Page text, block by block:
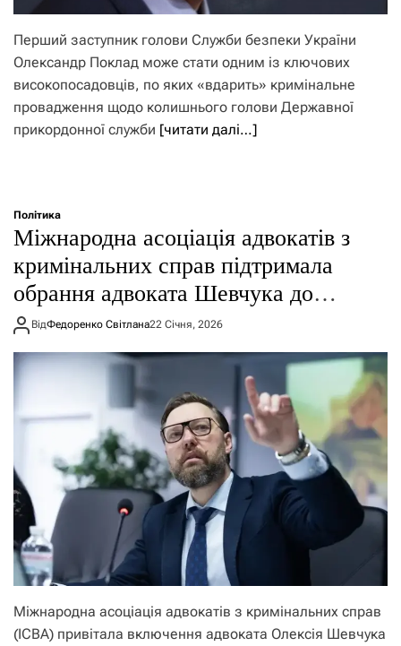
Перший заступник голови Служби безпеки України
Олександр Поклад може стати одним із ключових
високопосадовців, по яких «вдарить» кримінальне
провадження щодо колишнього голови Державної
прикордонної служби [читати далі…]
Політика
Міжнародна асоціація адвокатів з
кримінальних справ підтримала
обрання адвоката Шевчука до
конкурсної комісії з обрання
заступника керівника САП
ВідФедоренко Світлана22 Січня, 2026
Міжнародна асоціація адвокатів з кримінальних справ
(ICBA) привітала включення адвоката Олексія Шевчука